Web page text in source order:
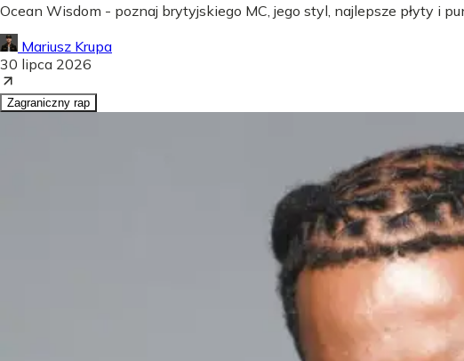
Ocean Wisdom - poznaj brytyjskiego MC, jego styl, najlepsze płyty i
Mariusz Krupa
30 lipca 2026
Zagraniczny rap